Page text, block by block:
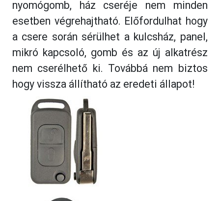
nyomógomb, ház cseréje nem minden
esetben végrehajtható. Előfordulhat hogy
a csere során sérülhet a kulcsház, panel,
mikró kapcsoló, gomb és az új alkatrész
nem cserélhető ki. Továbbá nem biztos
hogy vissza állítható az eredeti állapot!